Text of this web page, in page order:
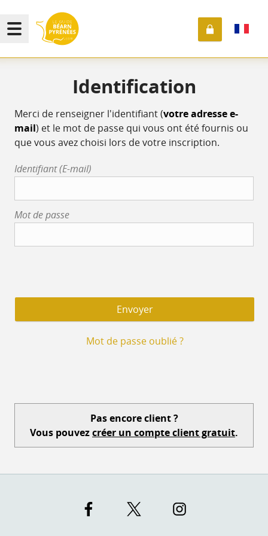
Identification
Merci de renseigner l'identifiant (votre adresse e-
mail) et le mot de passe qui vous ont été fournis ou
que vous avez choisi lors de votre inscription.
Identifiant (E-mail)
Mot de passe
Mot de passe oublié ?
Pas encore client ?
Vous pouvezcréer un compte client gratuit.